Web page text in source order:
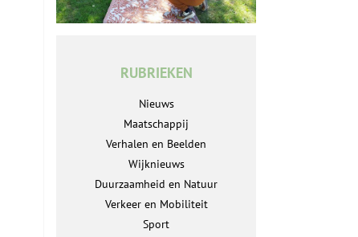
RUBRIEKEN
Nieuws
Maatschappij
Verhalen en Beelden
Wijknieuws
Duurzaamheid en Natuur
Verkeer en Mobiliteit
Sport